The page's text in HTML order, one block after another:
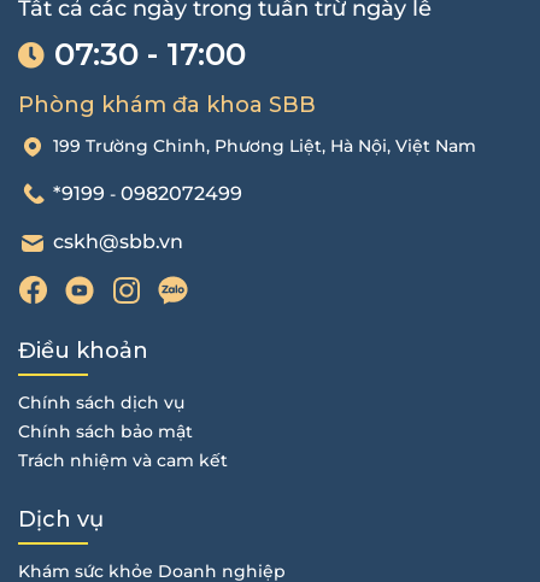
Tất cả các ngày trong tuần trừ ngày lễ
07:30 - 17:00
Phòng khám đa khoa SBB
199 Trường Chinh, Phương Liệt, Hà Nội, Việt Nam
*9199 - 0982072499
cskh@sbb.vn
Điều khoản
Chính sách dịch vụ
Chính sách bảo mật
Trách nhiệm và cam kết
Dịch vụ
Khám sức khỏe Doanh nghiệp